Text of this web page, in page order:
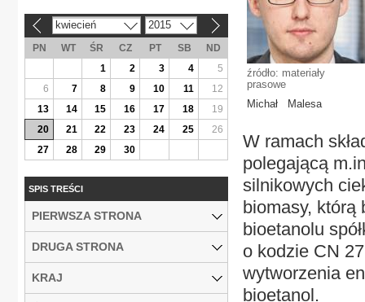
źródło: materiały
prasowe
Michał Malesa
W ramach
polegającą
silnikowych
biomasy, którą
bioetanolu
o kodzie CN
wytworzenia
bioetanol.
kwiecień 2015
PN WT ŚR CZ PT SB
ND
1
2 3 4
5
6
7 8 9 10 11
12
13
14 15 16 17 18
19
20
21 22 23 24 25
26
27
28 29 30
SPIS TREŚCI
PIERWSZA STRONA
DRUGA STRONA
KRAJ